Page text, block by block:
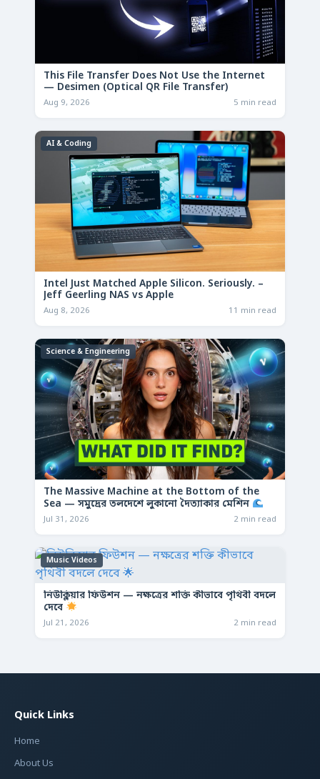
This File Transfer Does Not Use the Internet
— Desimen (Optical QR File Transfer)
Aug 9, 2026 5 min read
AI & Coding
Intel Just Matched Apple Silicon. Seriously. –
Jeff Geerling NAS vs Apple
Aug 8, 2026 11 min read
Science & Engineering
The Massive Machine at the Bottom of the
Sea — সমুদ্রের তলদেশে লুকানো দৈত্যাকার মেশিন
Jul 31, 2026 2 min read
Music Videos
নিউক্লিয়ার ফিউশন — নক্ষত্রের শক্তি কীভাবে পৃথিবী বদলে
দেবে
Jul 21, 2026 2 min read
Quick Links
Home
About Us